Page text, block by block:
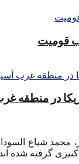
قومیت
در منطقه
محمد شیاع